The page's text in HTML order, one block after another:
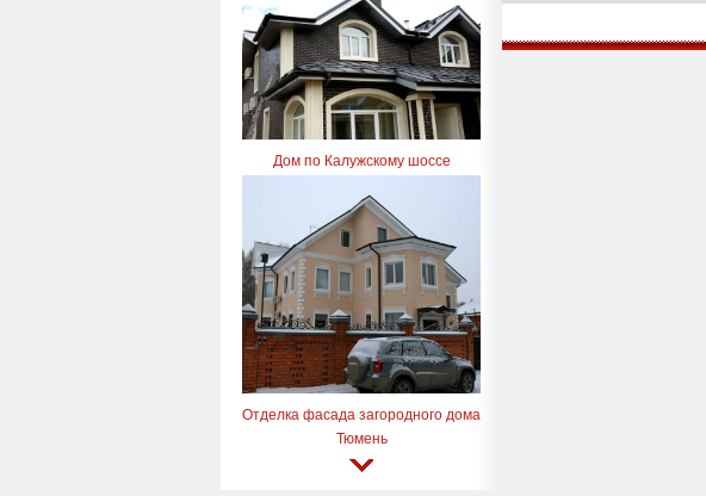
Дом по Калужскому шоссе
Отделка фасада загородного дома
Тюмень